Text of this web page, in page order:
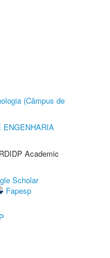
(Câmpus de
ENGENHARIA
Academic
Scholar
Fapesp